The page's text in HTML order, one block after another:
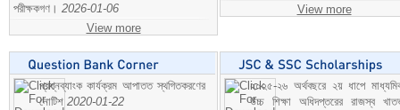
পরীক্ষকগণ। 2026-01-06
View more
View more
প্রশ্নব্যাংক কার্যক্রম আপাতত স্থগিতকরণের
নোটিশ 2020-01-22
২০২৫-২৬ অর্থবছরে ২য় ধাপে
উচ্চ শিক্ষা অধিদপ্তরের রাজস্ব